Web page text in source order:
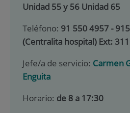
Unidad 55 y 56 Unidad 65
Teléfono: 91 550 4957 -
(Centralita hospital) Ext:
Jefe/a de servicio: Carmen
Enguita
Horario: de 8 a 17:30